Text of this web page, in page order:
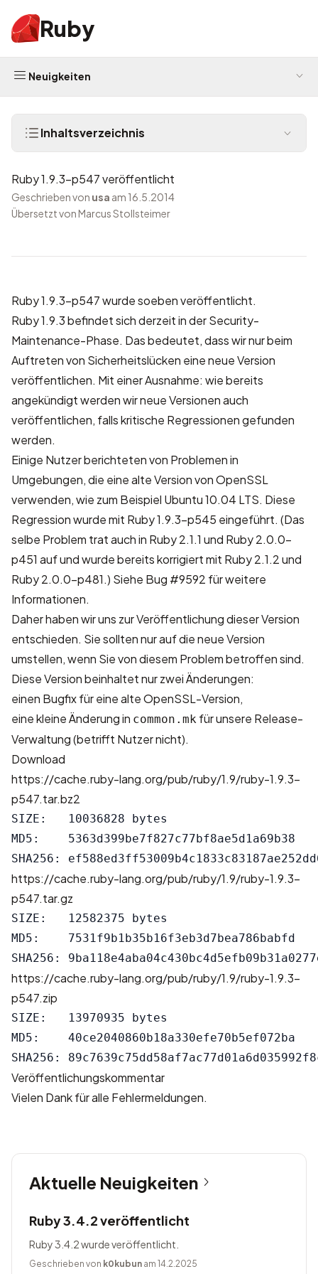
Ruby
Neuigkeiten
Inhaltsverzeichnis
Ruby 1.9.3-p547 veröffentlicht
Geschrieben von usa am 16.5.2014
Übersetzt von Marcus Stollsteimer
Ruby 1.9.3-p547 wurde soeben veröffentlicht.
Ruby 1.9.3 befindet sich derzeit in der Security-
Maintenance-Phase. Das bedeutet, dass wir nur beim
Auftreten von Sicherheitslücken eine neue Version
veröffentlichen. Mit einer Ausnahme: wie bereits
angekündigt werden wir neue Versionen auch
veröffentlichen, falls kritische Regressionen gefunden
werden.
Einige Nutzer berichteten von Problemen in
Umgebungen, die eine alte Version von OpenSSL
verwenden, wie zum Beispiel Ubuntu 10.04 LTS. Diese
Regression wurde mit Ruby 1.9.3-p545 eingeführt. (Das
selbe Problem trat auch in Ruby 2.1.1 und Ruby 2.0.0-
p451 auf und wurde bereits korrigiert mit Ruby 2.1.2 und
Ruby 2.0.0-p481.) Siehe Bug #9592 für weitere
Informationen.
Daher haben wir uns zur Veröffentlichung dieser Version
entschieden. Sie sollten nur auf die neue Version
umstellen, wenn Sie von diesem Problem betroffen sind.
Diese Version beinhaltet nur zwei Änderungen:
einen Bugfix für eine alte OpenSSL-Version,
eine kleine Änderung in common.mk für unsere Release-
Verwaltung (betrifft Nutzer nicht).
Download
https://cache.ruby-lang.org/pub/ruby/1.9/ruby-1.9.3-
p547.tar.bz2
SIZE:   10036828 bytes
MD5:    5363d399be7f827c77bf8ae5d1a69b38
https://cache.ruby-lang.org/pub/ruby/1.9/ruby-1.9.3-
p547.tar.gz
SIZE:   12582375 bytes
MD5:    7531f9b1b35b16f3eb3d7bea786babfd
https://cache.ruby-lang.org/pub/ruby/1.9/ruby-1.9.3-
p547.zip
SIZE:   13970935 bytes
MD5:    40ce2040860b18a330efe70b5ef072ba
Veröffentlichungskommentar
Vielen Dank für alle Fehlermeldungen.
Aktuelle Neuigkeiten
Ruby 3.4.2 veröffentlicht
Ruby 3.4.2 wurde veröffentlicht.
Geschrieben von k0kubun am 14.2.2025